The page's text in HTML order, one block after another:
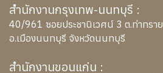
สำนักงานกรุงเทพ-นนทบุรี :
40/961 ซอยประชานิเวศน์ 3 ต.ท่าทราย
อ.เมืองนนทบุรี จังหวัดนนทบุรี
สำนักงานขอนแก่น :